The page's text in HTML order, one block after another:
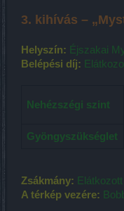
3. kihívás –
Helyszín: Éjszakai
Belépési díj:
Nehézszégi szint
Gyöngyszükséglet
Zsákmány:
A térkép vezére: